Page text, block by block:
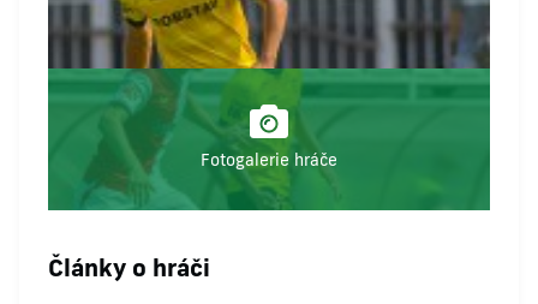
Fotogalerie hráče
Články o hráči